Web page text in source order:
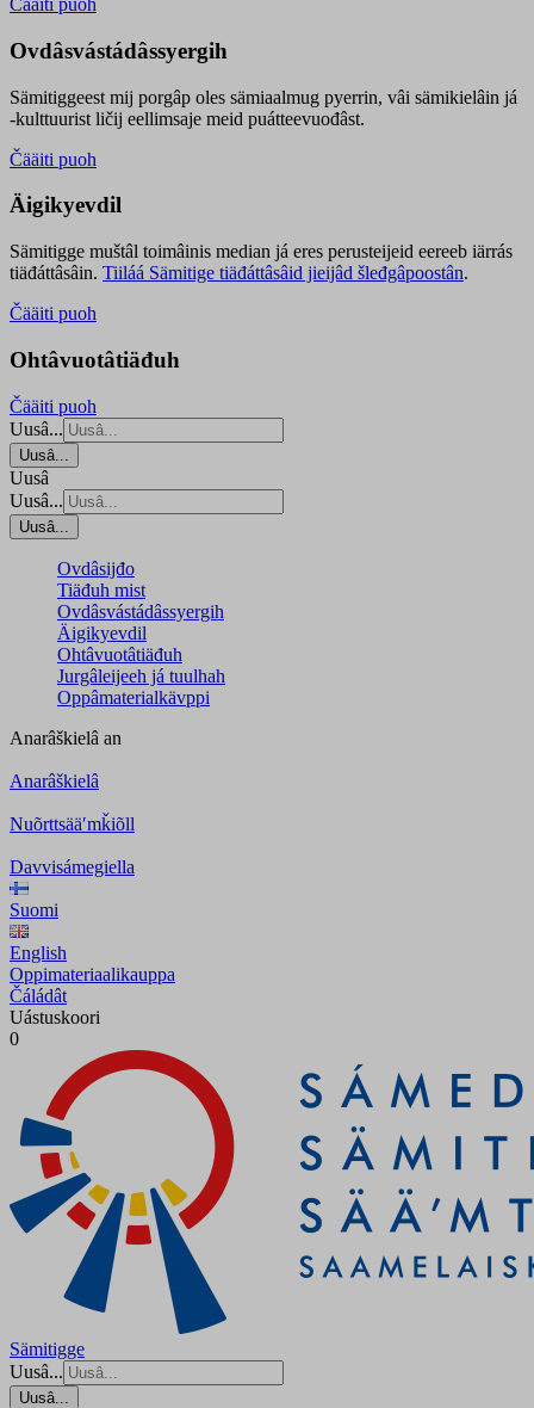
Čääiti puoh
Ovdâsvástádâssyergih
Sämitiggeest mij porgâp oles sämiaalmug pyerrin, vâi sämikielâin já
-kulttuurist ličij eellimsaje meid puátteevuođâst.
Čääiti puoh
Äigikyevdil
Sämitigge muštâl toimâinis median já eres perusteijeid eereeb iärrás
tiäđáttâsâin. Tiiláá Sämitige tiäđáttâsâid jieijâd šleđgâpoostân.
Čääiti puoh
Ohtâvuotâtiäđuh
Čääiti puoh
Uusâ...
Uusâ...
Uusâ
Uusâ...
Uusâ...
Ovdâsijđo
Tiäđuh mist
Ovdâsvástádâssyergih
Äigikyevdil
Ohtâvuotâtiäđuh
Jurgâleijeeh já tuulhah
Oppâmaterialkävppi
Anarâškielâ an
Anarâškielâ
Nuõrttsääʹmǩiõll
Davvisámegiella
Suomi
English
Oppimateriaalikauppa
Čáládât
Uástuskoori
0
Sämitigge
Uusâ...
Uusâ...